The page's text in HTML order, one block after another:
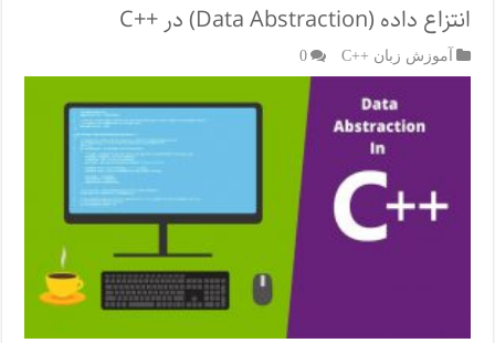
انتزاع داده (Data Abstraction) در ++C
آموزش زبان ++C 0